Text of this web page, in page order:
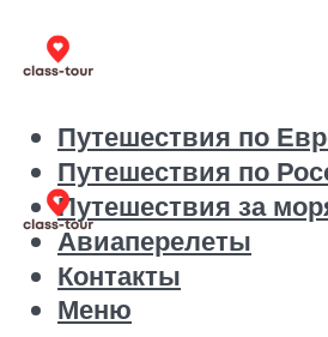
Путешествия по
Путешествия по
Путешествия за
Авиаперелеты
Контакты
Меню